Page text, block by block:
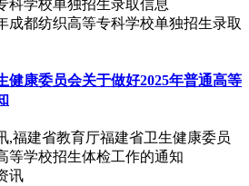
成都纺织高等专科学校单独招生录取
健康委员会关于做好2025年普通高等
,福建省教育厅福建省卫生健康委员
等学校招生体检工作的通知